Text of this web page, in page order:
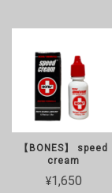
【BONES】 speed
cream
¥1,650